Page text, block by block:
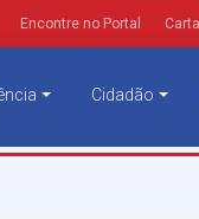
Encontre no Portal
Cidadão